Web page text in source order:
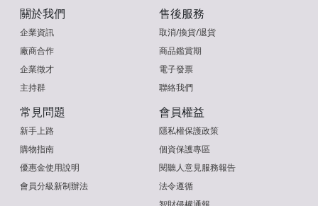
關於我們
企業資訊
廠商合作
企業徵才
主持群
售後服務
取消/換貨/退貨
商品鑑賞期
電子發票
聯絡我們
常見問題
新手上路
購物指南
優惠金使用說明
會員分級新制辦法
會員權益
隱私權保護政策
個資保護專區
閱聽人意見服務報告
法令遵循